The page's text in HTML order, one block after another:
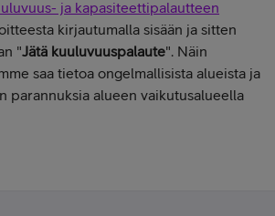
ja kapasiteettipalautteen
kirjautumalla sisään ja sitten
"Jätä kuuluvuuspalaute". Näin
saa tietoa ongelmallisista alueista ja
parannuksia alueen vaikutusalueella